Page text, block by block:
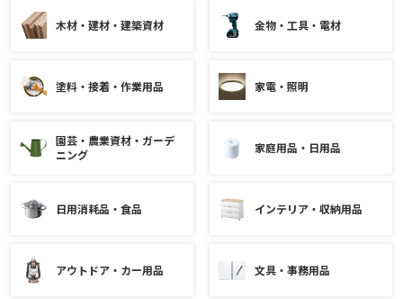
木材・建材・建築資材 金物・工具・電材
塗料・接着・作業用品 家電・照明
園芸・農業資材・ガーデ
ニング
家庭用品・日用品
日用消耗品・食品 インテリア・収納用品
アウトドア・カー用品 文具・事務用品